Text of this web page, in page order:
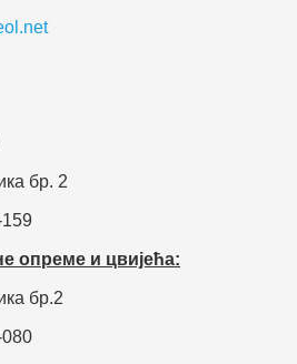
бр. 2
опреме и цвијећа:
бр.2